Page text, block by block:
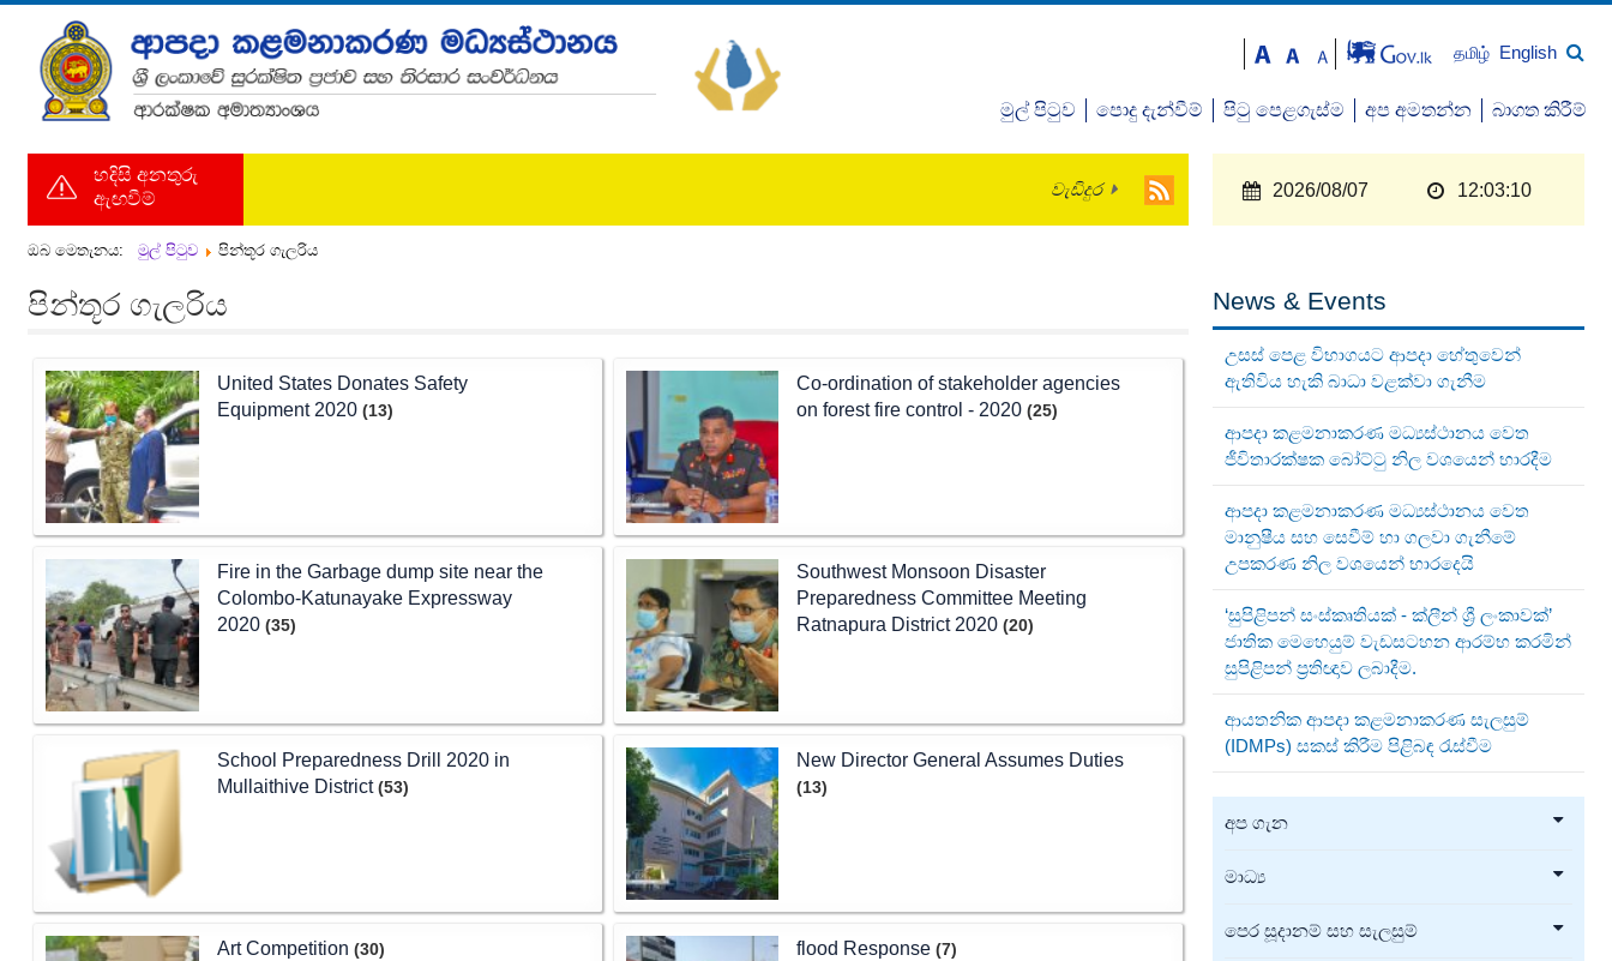
தமிழ் English
මුල් පිටුව පොදු දැන්වීම් පිටු පෙළගැස්ම අප අමතන්න බාගත කිරීම්
හදිසි අනතුරු
ඇඟවීම්
වැඩිදුර 2026/08/07 12:03:11
ඔබ මෙතැනය: මුල් පිටුව පින්තූර ගැලරිය
පින්තූර ගැලරිය
United States Donates Safety
Equipment 2020 (13)
Co-ordination of stakeholder agencies
on forest fire control - 2020 (25)
Fire in the Garbage dump site near the
Colombo-Katunayake Expressway
2020 (35)
Southwest Monsoon Disaster
Preparedness Committee Meeting
Ratnapura District 2020 (20)
School Preparedness Drill 2020 in
Mullaithive District (53)
New Director General Assumes Duties
(13)
Art Competition (30) flood Response (7)
News & Events
උසස් පෙළ විභාගයට ආපදා හේතුවෙන්
ඇතිවිය හැකි බාධා වළක්වා ගැනීම
ආපදා කළමනාකරණ මධ්‍යස්ථානය වෙත
ජීවිතාරක්ෂක බෝට්ටු නිල වශයෙන් භාරදීම
ආපදා කළමනාකරණ මධ්‍යස්ථානය වෙත
මානුෂීය සහ සෙවීම් හා ගලවා ගැනීමේ
උපකරණ නිල වශයෙන් භාරදෙයි
‘සුපිළිපන් සංස්කෘතියක් - ක්ලීන් ශ්‍රී ලංකාවක්’
ජාතික මෙහෙයුම් වැඩසටහන ආරම්භ කරමින්
සුපිළිපන් ප්‍රතිඥාව ලබාදීම.
ආයතනික ආපදා කළමනාකරණ සැලසුම්
(IDMPs) සකස් කිරීම පිළිබඳ රැස්වීම
අප ගැන
මාධ්‍ය
පෙර සූදානම් සහ සැලසුම්